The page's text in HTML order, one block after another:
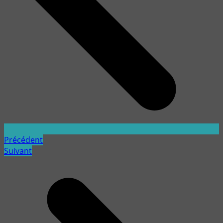
Précédent
Suivant